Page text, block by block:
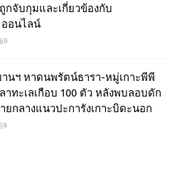
กจับกุมและเกี่ยวข้องกับ
อนไลน์
นฯ หาดนพรัตน์ธารา-หมู่เกาะพีพี
ทะเลเกือบ 100 ตัว หลังพบลอบดัก
กลางแนวปะการังเกาะบิดะนอก